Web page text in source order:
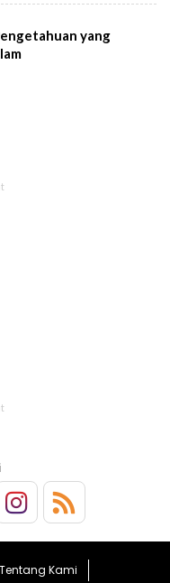
yang
Tentang Kami